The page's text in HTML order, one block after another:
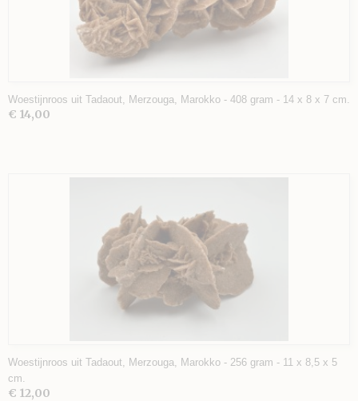
Woestijnroos uit Tadaout, Merzouga, Marokko - 408 gram - 14 x 8 x 7 cm.
€ 14,00
Woestijnroos uit Tadaout, Merzouga, Marokko - 256 gram - 11 x 8,5 x 5
cm.
€ 12,00